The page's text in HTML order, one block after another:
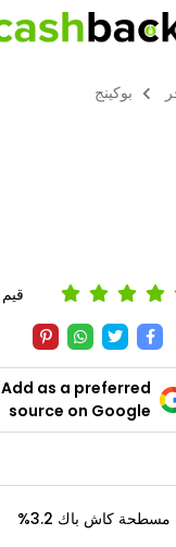
بوكينج
Add as a preferred
source on Google
مسطحة كاش باك 3.2%